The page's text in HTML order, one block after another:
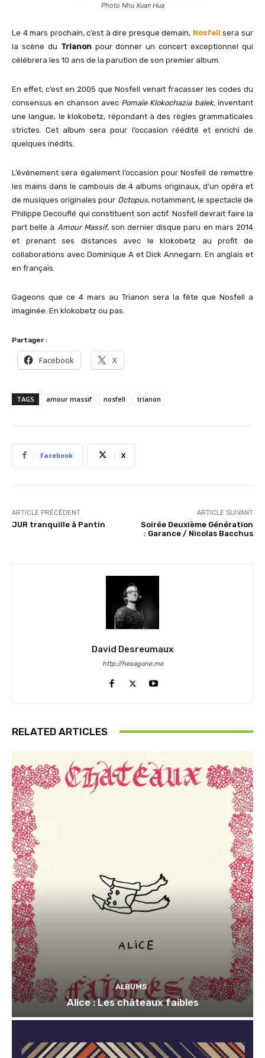
Photo Nhu Xuan Hua
Le 4 mars prochain, c’est à dire presque demain, Nosfellsera sur
la scène du Trianonpour donner un concert exceptionnel qui
célébrera les 10 ans de la parution de son premier album.
En effet, c’est en 2005 que Nosfell venait fracasser les codes du
consensus en chanson avec Pomaïe Klokochazia balek,inventant
une langue, le klokobetz, répondant à des règles grammaticales
strictes. Cet album sera pour l’occasion réédité et enrichi de
quelques inédits.
L’événement sera également l’occasion pour Nosfell de remettre
les mains dans le cambouis de 4 albums originaux, d’un opéra et
de musiques originales pour Octopus, notamment, le spectacle de
Philippe Decouflé qui constituent son actif. Nosfell devrait faire la
part belle à Amour Massif, son dernier disque paru en mars 2014
et prenant ses distances avec le klokobetz au profit de
collaborations avec Dominique A et Dick Annegarn. En anglais et
en français.
Gageons que ce 4 mars au Trianon sera la fête que Nosfell a
imaginée. En klokobetz ou pas.
Partager :
Facebook X
TAGS amour massif nosfell trianon
Facebook X
ARTICLE PRÉCÉDENT
JUR tranquille à Pantin
ARTICLE SUIVANT
Soirée Deuxième Génération
: Garance / Nicolas Bacchus
David Desreumaux
http://hexagone.me
RELATED ARTICLES
ALBUMS
Alice : Les châteaux faibles